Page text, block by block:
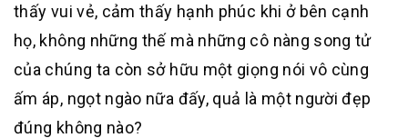
thấy vui vẻ, cảm thấy hạnh phúc khi ở bên cạnh
họ, không những thế mà những cô nàng song tử
của chúng ta còn sở hữu một giọng nói vô cùng
ấm áp, ngọt ngào nữa đấy, quả là một người đẹp
đúng không nào?